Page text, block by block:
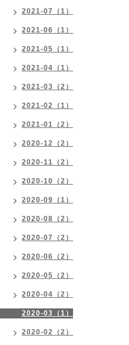
2021-07（1）
2021-06（1）
2021-05（1）
2021-04（1）
2021-03（2）
2021-02（1）
2021-01（2）
2020-12（2）
2020-11（2）
2020-10（2）
2020-09（1）
2020-08（2）
2020-07（2）
2020-06（2）
2020-05（2）
2020-04（2）
2020-03（1）
2020-02（2）